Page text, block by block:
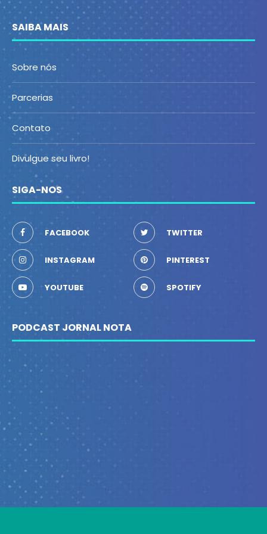
SAIBA MAIS
Sobre nós
Parcerias
Contato
Divulgue seu livro!
SIGA-NOS
FACEBOOK TWITTER
INSTAGRAM PINTEREST
YOUTUBE SPOTIFY
PODCAST JORNAL NOTA